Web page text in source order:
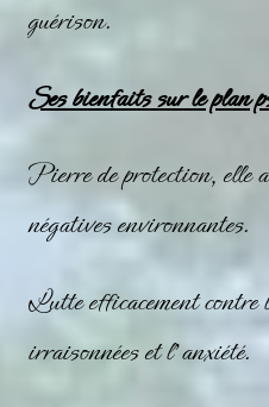
guérison.
Ses bienfaits sur le plan
Pierre de protection, elle
négatives environnantes.
Lutte efficacement contre
irraisonnées et l’anxiété.